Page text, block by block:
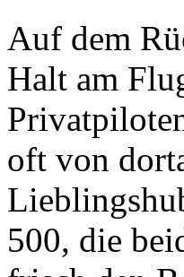
Auf dem
Halt am
oft von
500, die